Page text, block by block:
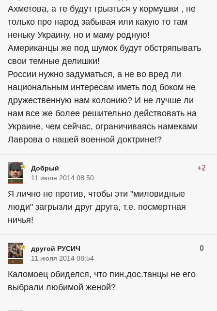
Ахметова, а те будут грызться у кормушки , не
только про народ забывая или какую то там
неньку Украину, но и маму родную!
Американцы же под шумок будут обстряпывать
свои темные делишки!
России нужно задуматься, а не во вред ли
национальным интересам иметь под боком не
дружественную нам колонию? И не лучше ли
нам все же более решительно действовать на
Украине, чем сейчас, ограничиваясь намеками
Лаврова о нашей военной доктрине!?
Добрый +2
11 июля 2014 08:50
Я лично не против, чтобы эти "миловидные
люди" загрызли друг друга, т.е. посмертная
ничья!
другой РУСИЧ 0
11 июля 2014 08:54
Каломоец обиделся, что пин.дос.танцы не его
выбрали любимой женой?